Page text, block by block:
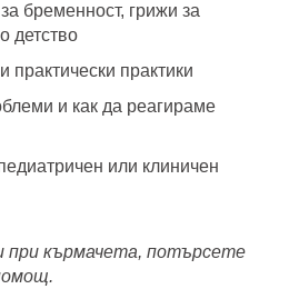
бременност, грижи за
детство
практически практики
и как да реагираме
или клиничен
кърмачета, потърсете